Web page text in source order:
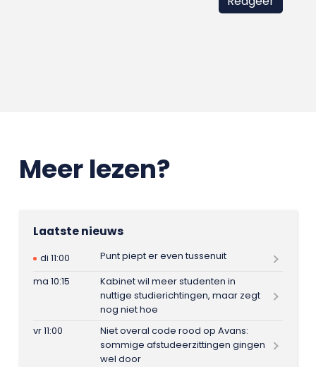
Meer lezen?
Laatste nieuws
di 11:00
Punt piept er even tussenuit
ma 10:15
Kabinet wil meer studenten in
nuttige studierichtingen, maar zegt
nog niet hoe
vr 11:00
Niet overal code rood op Avans:
sommige afstudeerzittingen gingen
wel door